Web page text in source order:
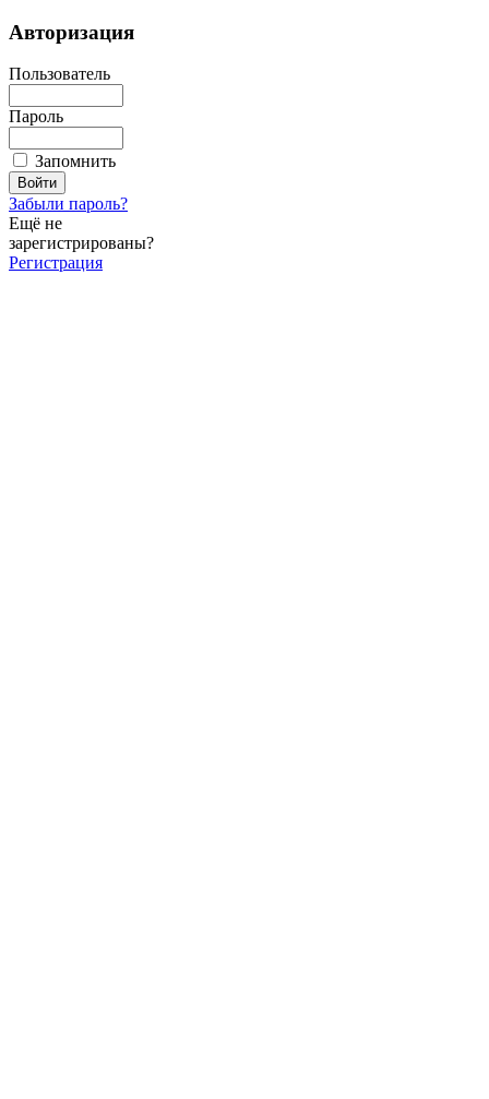
Авторизация
Пользователь
Пароль
Запомнить
Забыли пароль?
Ещё не
зарегистрированы?
Регистрация